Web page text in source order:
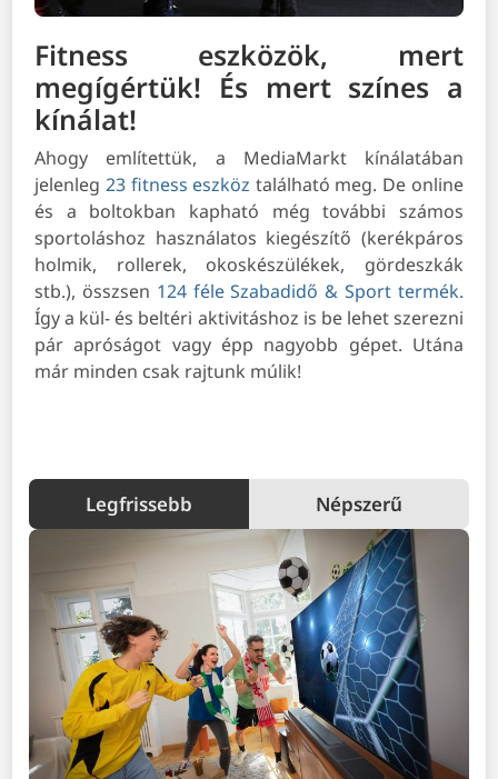
Fitness eszközök, mert
megígértük! És mert színes a
kínálat!
Ahogy említettük, a MediaMarkt kínálatában
jelenleg 23 fitness eszköz található meg. De online
és a boltokban kapható még további számos
sportoláshoz használatos kiegészítő (kerékpáros
holmik, rollerek, okoskészülékek, gördeszkák
stb.), összsen 124 féle Szabadidő & Sport termék.
Így a kül- és beltéri aktivitáshoz is be lehet szerezni
pár apróságot vagy épp nagyobb gépet. Utána
már minden csak rajtunk múlik!
Legfrissebb Népszerű